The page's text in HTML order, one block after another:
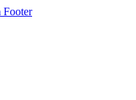
Footer